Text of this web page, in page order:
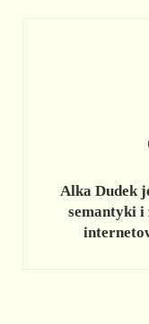
Alka Dudek
semantyki i